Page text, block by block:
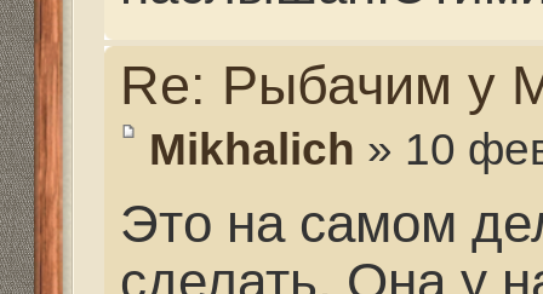
переправлялись в
С Ув...
Re: Рыбачим у
Mikhalich» 04 апр 2016,